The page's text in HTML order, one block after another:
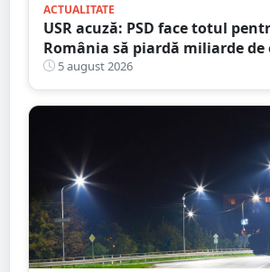
ACTUALITATE
USR acuză: PSD face totul
România să piardă miliarde de
PNRR
5 august 2026